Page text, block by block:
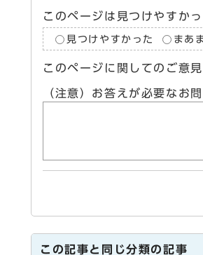
このページは見つけやすか
見つけやすかった まあ
このページに関してのご意
（注意）お答えが必要なお
この記事と同じ分類の記事